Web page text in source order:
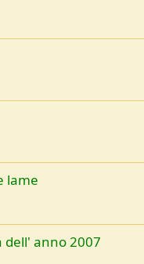
lame
dell' anno 2007